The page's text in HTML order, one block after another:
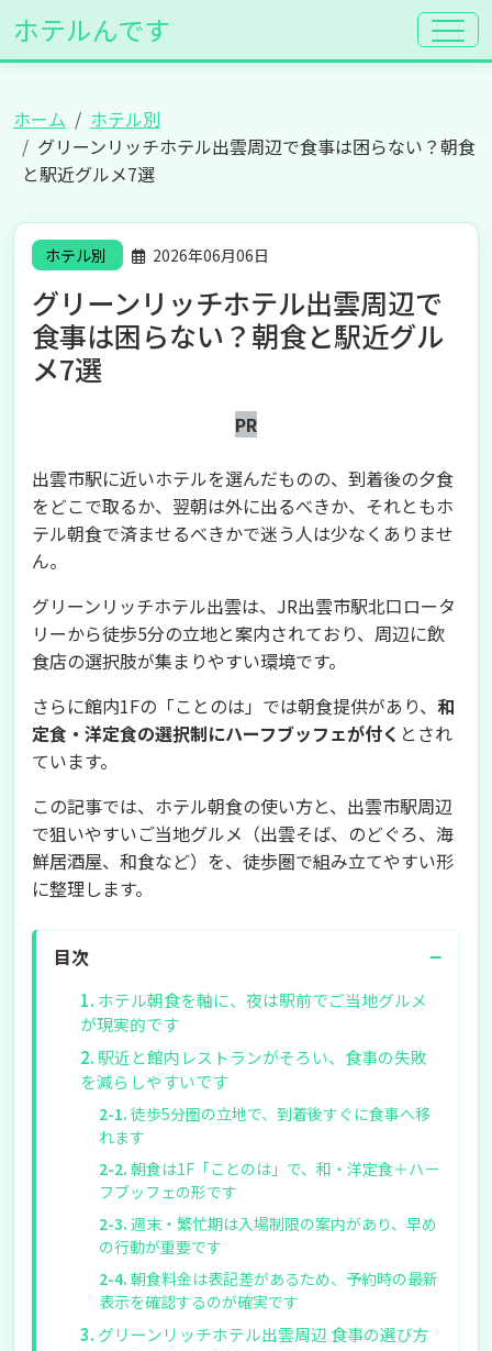
ホテルんです
ホーム
ホテル別
グリーンリッチホテル出雲周辺で食事は困らない？朝食
と駅近グルメ7選
ホテル別 2026年06月06日
グリーンリッチホテル出雲周辺で
食事は困らない？朝食と駅近グル
メ7選
PR
出雲市駅に近いホテルを選んだものの、到着後の夕食
をどこで取るか、翌朝は外に出るべきか、それともホ
テル朝食で済ませるべきかで迷う人は少なくありませ
ん。
グリーンリッチホテル出雲は、JR出雲市駅北口ロータ
リーから徒歩5分の立地と案内されており、周辺に飲
食店の選択肢が集まりやすい環境です。
さらに館内1Fの「ことのは」では朝食提供があり、 和
定食・洋定食の選択制にハーフブッフェが付く とされ
ています。
この記事では、ホテル朝食の使い方と、出雲市駅周辺
で狙いやすいご当地グルメ（出雲そば、のどぐろ、海
鮮居酒屋、和食など）を、徒歩圏で組み立てやすい形
に整理します。
目次 −
ホテル朝食を軸に、夜は駅前でご当地グルメ
が現実的です
駅近と館内レストランがそろい、食事の失敗
を減らしやすいです
徒歩5分圏の立地で、到着後すぐに食事へ移
れます
朝食は1F「ことのは」で、和・洋定食＋ハー
フブッフェの形です
週末・繁忙期は入場制限の案内があり、早め
の行動が重要です
朝食料金は表記差があるため、予約時の最新
表示を確認するのが確実です
グリーンリッチホテル出雲周辺 食事の選び方